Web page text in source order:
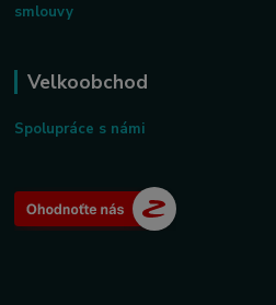
smlouvy
Velkoobchod
Spolupráce s námi